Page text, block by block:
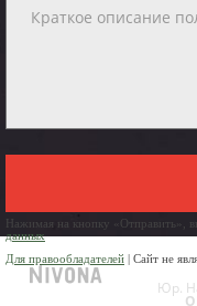
Нажимая на кнопку «Отправить»,
данных
Для правообладателей | Сайт не
Юр.